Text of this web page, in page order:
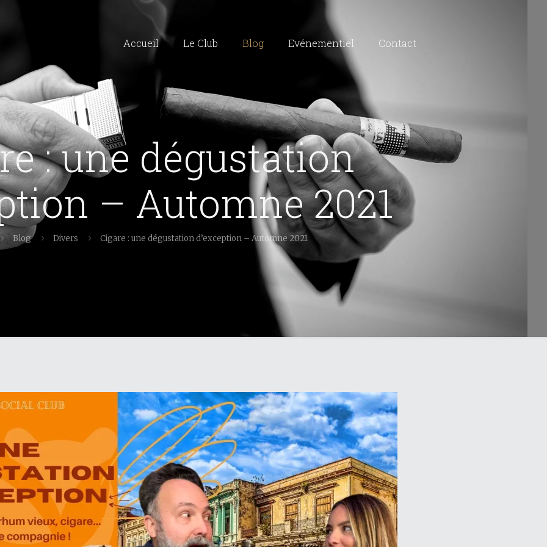
Accueil Le Club Blog Evénementiel Contact
: une dégustation
– Automne 2021
Blog Divers Cigare : une dégustation d’exception – Automne 2021